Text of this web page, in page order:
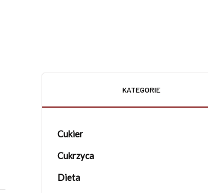
KATEGORIE
Cukier
Cukrzyca
Dieta